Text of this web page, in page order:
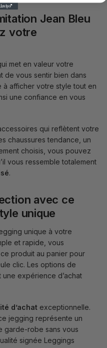
Jean Bleu
votre
met en valeur votre
de vous sentir bien dans
afficher votre style tout en
une confiance en vous
qui reflètent votre
chaussures tendance, un
choisis, vous pouvez
vous ressemble totalement
.
avec ce
unique
unique à votre
et rapide, vous
produit au panier pour
clic. Les options de
expérience d’achat
d’achat exceptionnelle.
jegging représente un
garde-robe sans vous
signée Leggings